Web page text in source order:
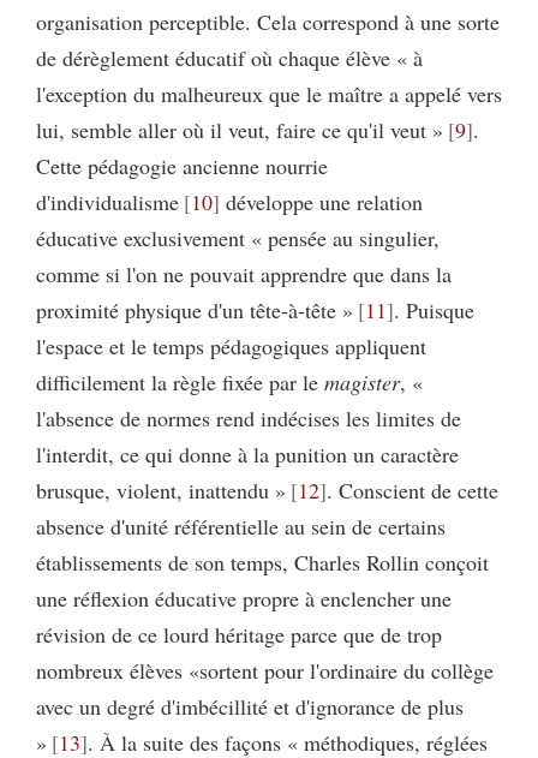
organisation perceptible. Cela correspond à une sorte
de dérèglement éducatif où chaque élève « à
l'exception du malheureux que le maître a appelé vers
lui, semble aller où il veut, faire ce qu'il veut » 9 .
Cette pédagogie ancienne nourrie
d'individualisme 10 développe une relation
éducative exclusivement « pensée au singulier,
comme si l'on ne pouvait apprendre que dans la
proximité physique d'un tête-à-tête » 11 . Puisque
l'espace et le temps pédagogiques appliquent
difficilement la règle fixée par le magister, «
l'absence de normes rend indécises les limites de
l'interdit, ce qui donne à la punition un caractère
brusque, violent, inattendu » 12 . Conscient de cette
absence d'unité référentielle au sein de certains
établissements de son temps, Charles Rollin conçoit
une réflexion éducative propre à enclencher une
révision de ce lourd héritage parce que de trop
nombreux élèves «sortent pour l'ordinaire du collège
avec un degré d'imbécillité et d'ignorance de plus
» 13 . À la suite des façons « méthodiques, réglées